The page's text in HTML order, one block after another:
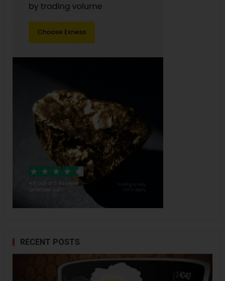
RECENT POSTS